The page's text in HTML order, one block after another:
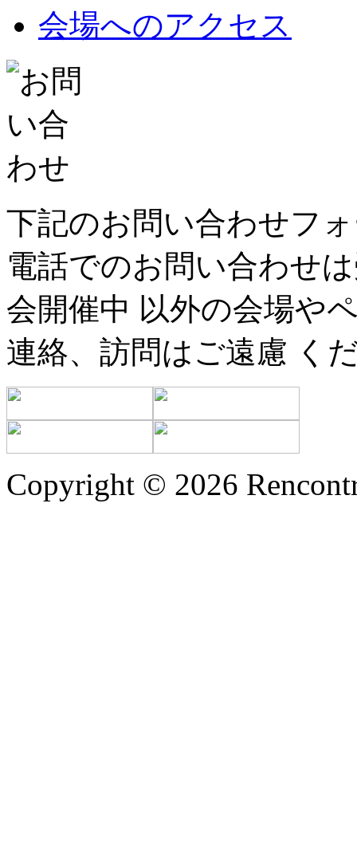
会場へのアクセス
下記のお問い合わせフ
電話でのお問い合わせ
会開催中 以外の会場や
連絡、訪問はご遠慮 く
Copyright © 2026